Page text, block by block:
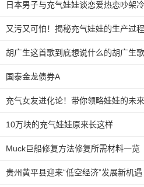
日本男子与充气娃娃谈恋爱热恋吵架
又污又可怕！揭秘充气娃娃的生产过程
国泰金龙债券A
充气女友进化论！带你领略娃娃的未
10万块的充气娃娃原来长这样
Muck巨船修复方法修复所需材料一览
贵州黄平县迎来“低空经济”发展新机遇